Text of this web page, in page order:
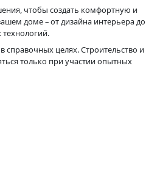
чтобы создать комфортную и
доме – от дизайна интерьера до
справочных целях. Строительство и
только при участии опытных